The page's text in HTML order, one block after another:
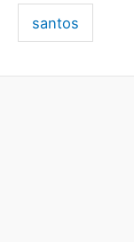
santos